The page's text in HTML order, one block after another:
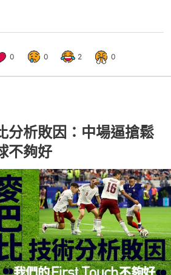
0 0 2 0
分析敗因：中場逼搶鬆
不夠好